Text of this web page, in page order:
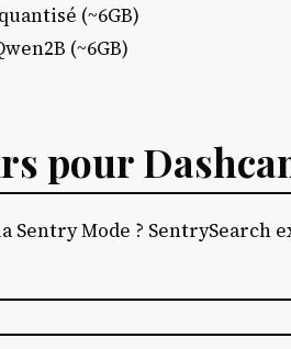
(~6GB)
(~6GB)
pour
Sentry Mode ?